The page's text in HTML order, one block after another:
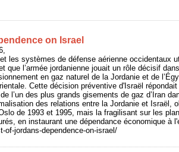
on Israel
les systèmes de défense aérienne occidentaux
que l’armée jordanienne jouait un rôle décisif
en gaz naturel de la Jordanie et de
Cette décision préventive d'Israël
l’un des plus grands gisements de gaz d’Iran
des relations entre la Jordanie et Israël,
de 1993 et 1995, mais la fragilisant sur les
en instaurant une dépendance économique à
of-jordans-dependence-on-israel/